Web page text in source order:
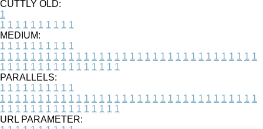
CUTTLY OLD:
1
1 1 1 1 1 1 1 1 1 1
MEDIUM:
1 1 1 1 1 1 1 1 1 1
1 1 1 1 1 1 1 1 1 1 1 1 1 1 1 1 1 1 1 1 1 1 1 1 1 1 1 1 1 1 1 1 1 1
1 1 1 1 1 1 1 1 1 1 1 1 1 1 1 1
PARALLELS:
1 1 1 1 1 1 1 1 1 1
1 1 1 1 1 1 1 1 1 1 1 1 1 1 1 1 1 1 1 1 1 1 1 1 1 1 1 1 1 1 1 1 1 1
1 1 1 1 1 1 1 1 1 1 1 1 1 1 1 1
URL PARAMETER: